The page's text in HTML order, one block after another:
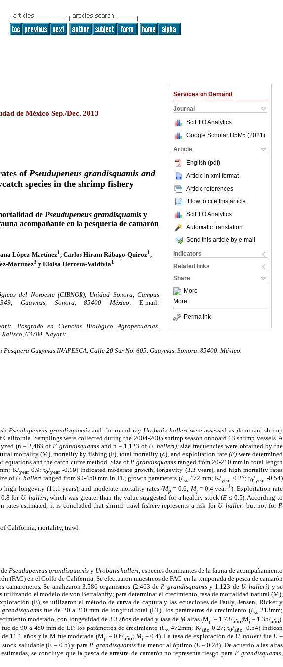
Services on Demand
Journal
SciELO Analytics
Google Scholar H5M5 (2021 )
Article
English (pdf)
Article in xml format
Article references
How to cite this article
SciELO Analytics
Automatic translation
Send this article by e-mail
Indicators
Related links
Share
More
More
Permalink
de México Sep./Dec. 2013
of Pseudupeneus grandisquamis and
species in the shrimp fishery
de Pseudupeneus grandisquamis y
acompañante en la pesquería de camarón
López-Martínez1, Carlos Hiram Rábago-Quiroz1,
Martínez3 y Eloisa Herrera-Valdivia1
del Noroeste (CIBNOR), Unidad Sonora, Campus
Guaymas,
Sonora, 85400 México
E-mail:
Posgrado en Ciencias Biológico Agropecuarias.
Xalisco,63780. Nayarit.
Guaymas INAPESCA. Calle 20 Sur No. 605, Guaymas, Sonora, 85400. México.
Pseudupeneus grandisquamisand the round ray Urobatis halleriwere assessed as dominant shrimp
Samplings were collected during the 2004-2005 shrimp season onboard 13 shrimp vessels. A
(n = 2,463 of P. grandisquamis and n = 1,123 of U. halleri);size frequencies were obtained by the
mortality (M), mortality by fishing (F), total mortality (Z), and exploitation rate(E) were determined
equations and the catch curve method. Size ofP. grandisquamis ranged from 20-210 mm in total length
K/year 0.9; t0/year -0.19) indicated moderate growth, longevity (3.3 years), and high mortality rates
of U. halleri ranged from 90-450 mm in TL; growth parameters (L∞ 472 mm; K/year 0.27; t0/year-0.54)
high longevity (11.1 years), and moderate mortality rates (Mp = 0.6; Mj= 0.4 year-1). Exploitation rate
for U. halleri, which was greater than the value suggested for a healthy stock (E ≤ 0.5). According to
estimated, it is concluded that shrimp trawl fishery represents a risk for U. halleri but not for P.
California, mortality, trawl.
Pseudupeneus grandisquamis y Urobatis halleri, especies dominantes de la fauna de acompañamiento
(FAC) en el Golfo de California. Se efectuaron muestreos de FAC en la temporada de pesca de camarón
camaroneros. Se analizaron 3,586 organismos (2,463 deP. grandisquamisy 1,123 de U. halleri) y se
utilizando el modelo de von Bertalanffy; para determinar el crecimiento, tasa de mortalidad natural (M),
(E), se utilizaron el método de curva de captura y las ecuaciones de Pauly, Jensen, Ricker y
grandisquamisfue de 20 a 210 mm de longitud total (LT); los parámetros de crecimiento (L∞ 213mm;
moderado, con longevidad de 3.3 años de edad y tasa de Maltas (Mp = 1.73/año;Mj= 1.35/año).
fue de 90 a 450 mm de LT; los parámetros de crecimiento (L∞ 472mm; K/año 0.27; t0/año -0.54) indican
11.1 años y la M fue moderada (Mp = 0.6/año;Mj = 0.4). La tasa de explotación de U. halleri fueE =
saludable (E = 0.5) y para P. grandisquamisfue menor al óptimo (E= 0.28). De acuerdo a las altas
se concluye que la pesca de arrastre de camarón no representa riesgo para P. grandisquamis,